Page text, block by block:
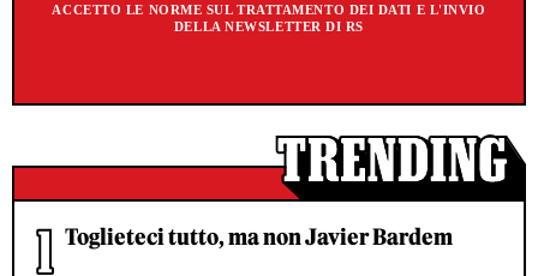
ACCETTO LE NORME SUL TRATTAMENTO DEI DATI E L'INVIO
DELLA NEWSLETTER DI RS
Toglieteci tutto, ma non Javier Bardem